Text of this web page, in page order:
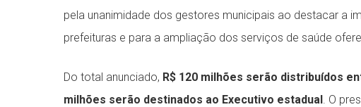
pela unanimidade dos gestores municipais ao destacar a
prefeituras e para a ampliação dos serviços de saúde
Do total anunciado, R$ 120 milhões serão distribuídos
milhões serão destinados ao Executivo estadual . O